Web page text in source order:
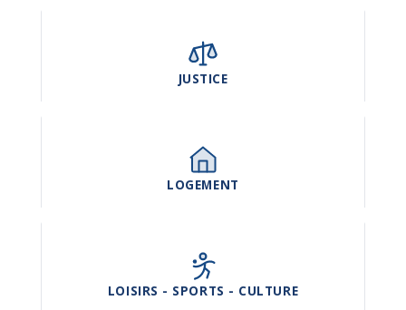
JUSTICE
LOGEMENT
LOISIRS - SPORTS - CULTURE